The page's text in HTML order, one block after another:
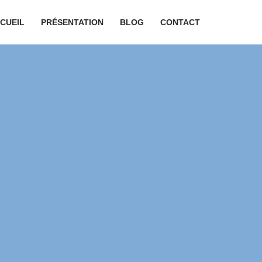
PRÉSENTATION BLOG CONTACT